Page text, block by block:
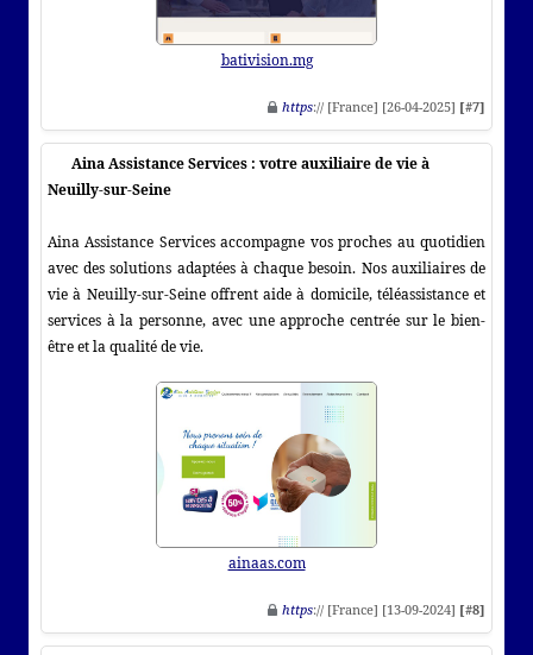
bativision.mg
https:// [France] [26-04-2025] [#7]
Aina Assistance Services : votre auxiliaire de vie à
Neuilly-sur-Seine
Aina Assistance Services accompagne vos proches au quotidien
avec des solutions adaptées à chaque besoin. Nos auxiliaires de
vie à Neuilly-sur-Seine offrent aide à domicile, téléassistance et
services à la personne, avec une approche centrée sur le bien-
être et la qualité de vie.
ainaas.com
https:// [France] [13-09-2024] [#8]